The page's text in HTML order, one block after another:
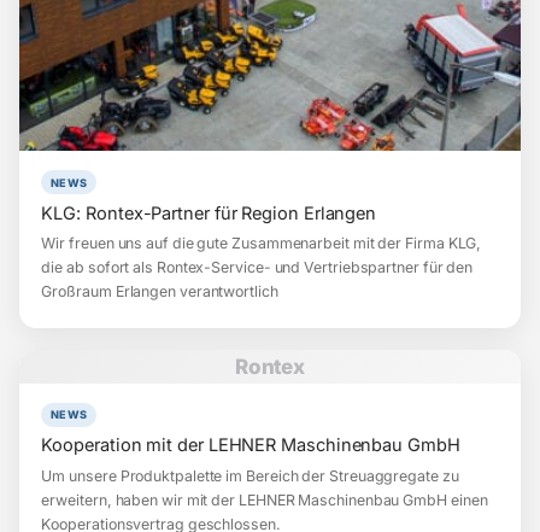
NEWS
KLG: Rontex-Partner für Region Erlangen
Wir freuen uns auf die gute Zusammenarbeit mit der Firma KLG,
die ab sofort als Rontex-Service- und Vertriebspartner für den
Großraum Erlangen verantwortlich
Rontex
NEWS
Kooperation mit der LEHNER Maschinenbau GmbH
Um unsere Produktpalette im Bereich der Streuaggregate zu
erweitern, haben wir mit der LEHNER Maschinenbau GmbH einen
Kooperationsvertrag geschlossen.